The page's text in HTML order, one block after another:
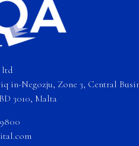
ltd
in-Negozju, Zone 3, Central
3010, Malta